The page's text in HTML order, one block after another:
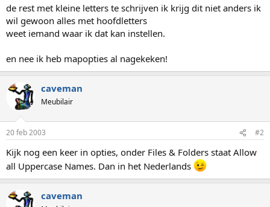
t
e
r
de rest met kleine letters te schrijven ik krijg dit niet anders ik
wil gewoon alles met hoofdletters
weet iemand waar ik dat kan instellen.
en nee ik heb mapopties al nagekeken!
caveman
Meubilair
20 feb 2003 #2
Kijk nog een keer in opties, onder Files & Folders staat Allow
all Uppercase Names. Dan in het Nederlands
caveman